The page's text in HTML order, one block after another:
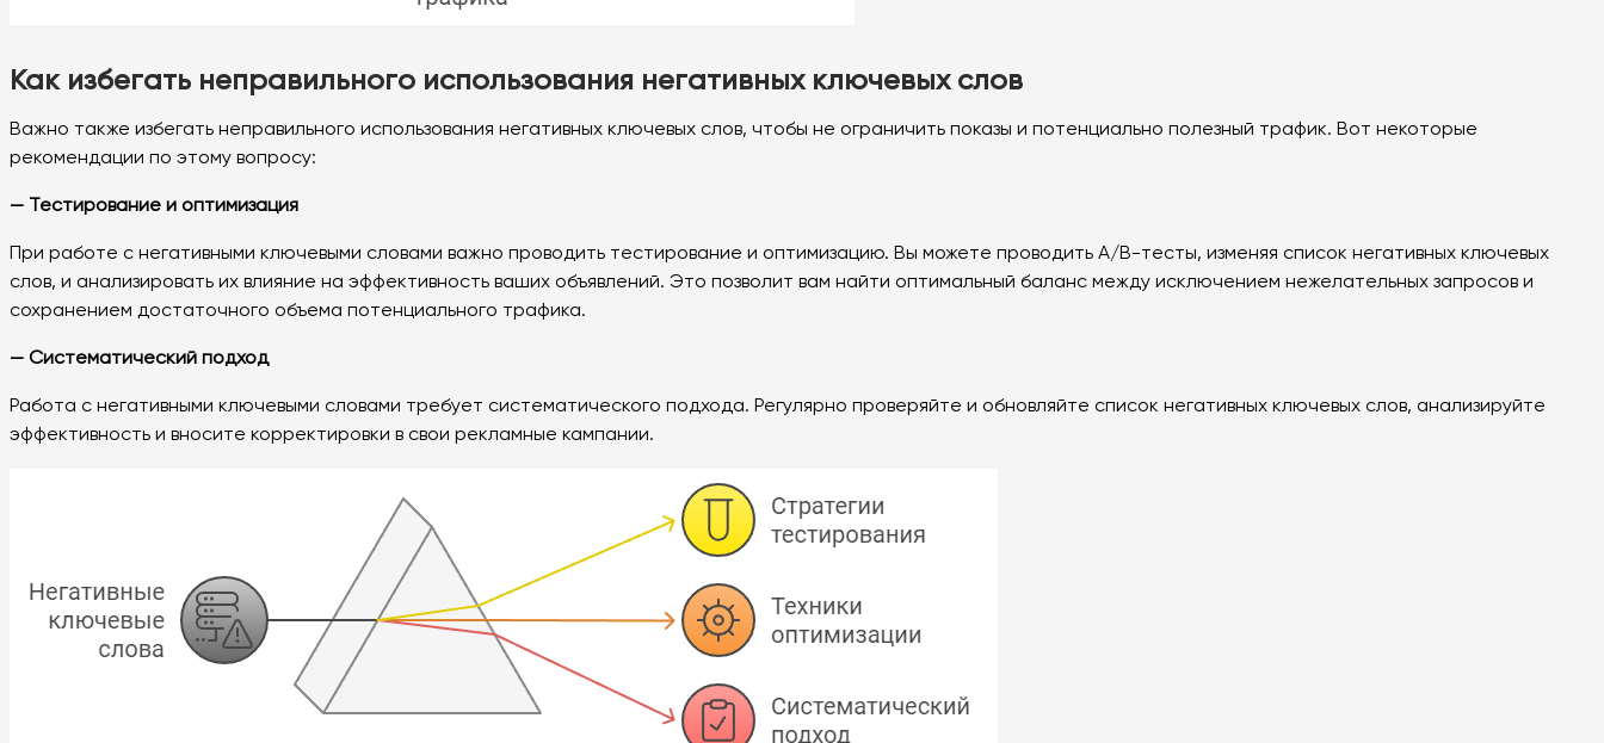
Как избегать неправильного использования негативных ключевых слов
Важно также избегать неправильного использования негативных ключевых слов, чтобы не ограничить показы и потенциально полезный трафик. Вот некоторые
рекомендации по этому вопросу:
— Тестирование и оптимизация
При работе с негативными ключевыми словами важно проводить тестирование и оптимизацию. Вы можете проводить A/B-тесты, изменяя список негативных ключевых
слов, и анализировать их влияние на эффективность ваших объявлений. Это позволит вам найти оптимальный баланс между исключением нежелательных запросов и
сохранением достаточного объема потенциального трафика.
— Систематический подход
Работа с негативными ключевыми словами требует систематического подхода. Регулярно проверяйте и обновляйте список негативных ключевых слов, анализируйте
эффективность и вносите корректировки в свои рекламные кампании.